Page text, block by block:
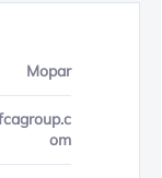
Mopar
om